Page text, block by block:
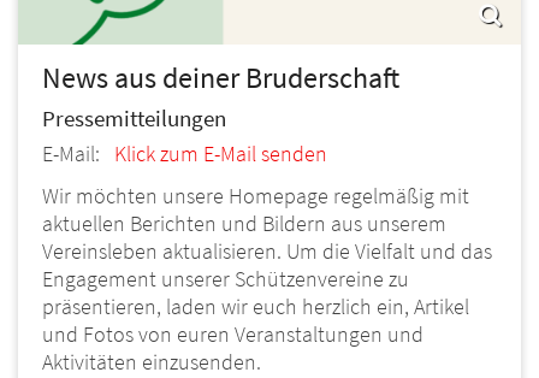
Newsaus deiner Bruderschaft
Pressemitteilungen
E-Mail:
Klick zum E-Mail senden
Wir möchten unsere Homepage regelmäßig mit
aktuellen Berichten und Bildern aus unserem
Vereinsleben aktualisieren. Um die Vielfalt und das
Engagement unserer Schützenvereine zu
präsentieren, laden wir euch herzlich ein, Artikel
und Fotos von euren Veranstaltungen und
Aktivitäten einzusenden.